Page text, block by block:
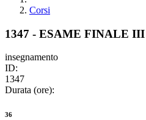
Corsi
1347 - ESAME FINALE
insegnamento
ID:
1347
Durata (ore):
36